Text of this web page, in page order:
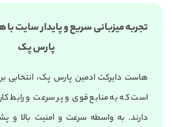
تجربه میزبانی سریع و پایدار سایت
پارس پک
هاست دایرکت ادمین پارس پک، انتخابی
است که به منابع قوی و پر سرعت و رابط